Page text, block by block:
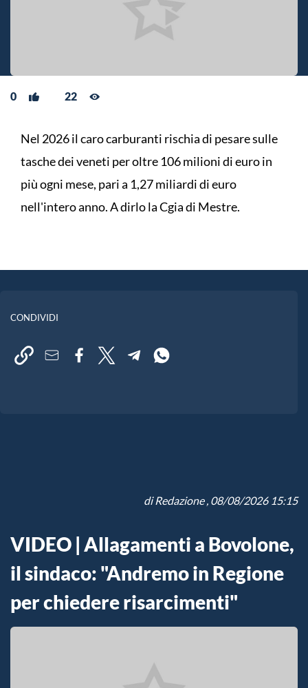
0 22
Nel 2026 il caro carburanti rischia di pesare sulle
tasche dei veneti per oltre 106 milioni di euro in
più ogni mese, pari a 1,27 miliardi di euro
nell'intero anno. A dirlo la Cgia di Mestre.
CONDIVIDI
diRedazione, 08/08/2026 15:15
VIDEO | Allagamenti a Bovolone,
il sindaco: "Andremo in Regione
per chiedere risarcimenti"